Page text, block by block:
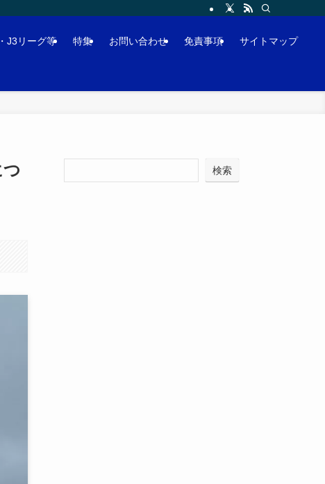
J3リーグ等 特集 お問い合わせ 免責事項 サイトマップ
検索